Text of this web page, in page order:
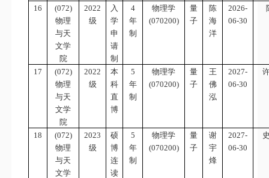
16
(072)
物理
与天
文学
院
2022
级
入
学
申
请
制
4
年
制
物理学
(070200)
量
子
陈
海
洋
2026-
06-30
17
(072)
物理
与天
文学
院
2022
级
本
科
直
博
5
年
制
物理学
(070200)
量
子
王
佛
泓
2027-
06-30
18
(072)
物理
与天
文学
2023
级
硕
博
连
读
5
年
制
物理学
(070200)
量
子
谢
宇
烽
2027-
06-30